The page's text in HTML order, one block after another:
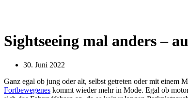
Sightseeing mal anders –
30. Juni 2022
Ganz egal ob jung oder alt, selbst getreten oder mit einem
Fortbewegenes kommt wieder mehr in Mode. Egal ob